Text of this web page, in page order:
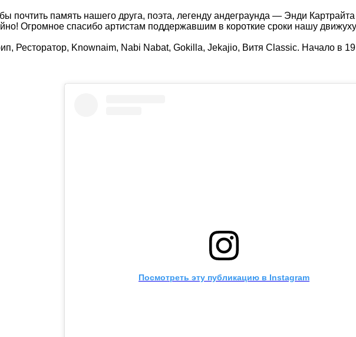
почтить память нашего друга, поэта, легенду андеграунда — Энди
Огромное спасибо артистам поддержавшим в короткие сроки нашу
Ресторатор, Knownaim, Nabi Nabat, Gokilla, Jekajio, Витя Classic. Начало в
Посмотреть эту публикацию в Instagram